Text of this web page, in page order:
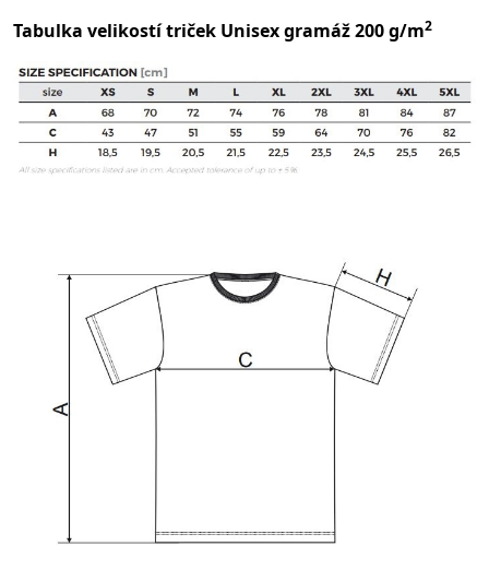
Tabulka velikostí triček Unisex gramáž 200 g/m2